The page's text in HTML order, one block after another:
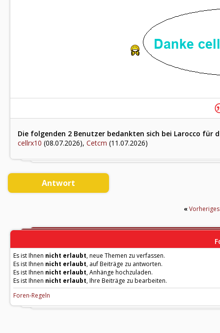
Die folgenden 2 Benutzer bedankten sich bei Larocco für
cellrx10 (08.07.2026), Cetcm (11.07.2026)
Antwort
«
Es ist Ihnen nicht erlaubt, neue Themen zu verfassen.
Es ist Ihnen nicht erlaubt, auf Beiträge zu antworten.
Es ist Ihnen nicht erlaubt, Anhänge hochzuladen.
Es ist Ihnen nicht erlaubt, Ihre Beiträge zu bearbeiten.
Foren-Regeln